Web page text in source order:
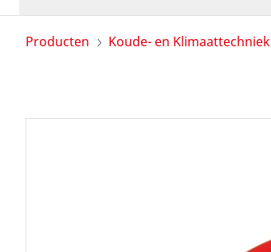
Producten Koude- en Klimaattechniek